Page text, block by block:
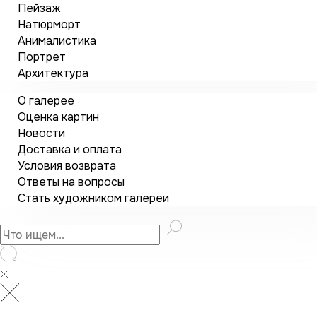
Пейзаж
Натюрморт
Анималистика
Портрет
Архитектура
О галерее
Оценка картин
Новости
Доставка и оплата
Условия возврата
Ответы на вопросы
Стать художником галереи